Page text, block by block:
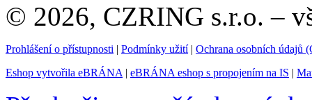
© 2026, CZRING s.r.o. –
Prohlášení o přístupnosti | Podmínky užití| Ochrana osobních údajů
Eshop vytvořila eBRÁNA | eBRÁNA eshop s propojením na IS |